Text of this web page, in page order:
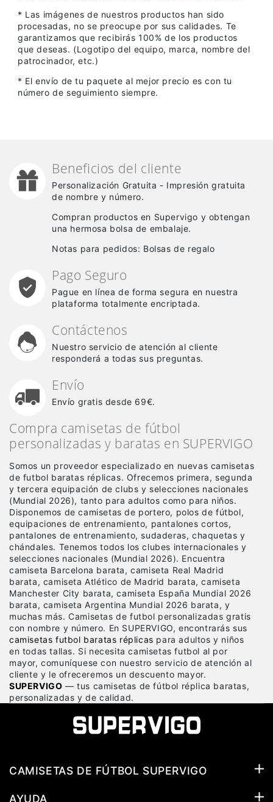
* Las imágenes de nuestros productos han sido
procesadas, no se preocupe por sus calidades. Te
garantizamos que recibirás 100% de los productos
que deseas. (Logotipo del equipo, marca, nombre del
patrocinador, etc.)
* El envío de tu paquete al mejor precio es con tu
número de seguimiento siempre.
Beneficios del cliente
Personalización Gratuita - Impresión gratuita
de nombre y número.
Compran productos en Supervigo y obtengan
una hermosa bolsa de embalaje.
Notas para pedidos: Bolsas de regalo
Pago Seguro
Pague en línea de forma segura en nuestra
plataforma totalmente encriptada.
Contáctenos
Nuestro servicio de atención al cliente
responderá a todas sus preguntas.
Envío
Envío gratis desde 69€.
Compra camisetas de fútbol
personalizadas y baratas en SUPERVIGO
Somos un proveedor especializado en nuevas camisetas
de futbol baratas réplicas. Ofrecemos primera, segunda
y tercera equipación de clubs y selecciones nacionales
(Mundial 2026), tanto para adultos como para niños.
Disponemos de camisetas de portero, polos de fútbol,
equipaciones de entrenamiento, pantalones cortos,
pantalones de entrenamiento, sudaderas, chaquetas y
chándales. Tenemos todos los clubes internacionales y
selecciones nacionales (Mundial 2026). Encuentra
camiseta Barcelona barata, camiseta Real Madrid
barata, camiseta Atlético de Madrid barata, camiseta
Manchester City barata, camiseta España Mundial 2026
barata, camiseta Argentina Mundial 2026 barata, y
muchas más. Camisetas de futbol personalizadas gratis
con nombre y número. En SUPERVIGO, encontrarás sus
camisetas futbol baratas réplicas para adultos y niños
en todas tallas. Si necesita camisetas futbol al por
mayor, comuníquese con nuestro servicio de atención al
cliente y le ofreceremos un descuento mayor.
SUPERVIGO — tus camisetas de fútbol réplica baratas,
personalizadas y de calidad.
CAMISETAS DE FÚTBOL SUPERVIGO
AYUDA